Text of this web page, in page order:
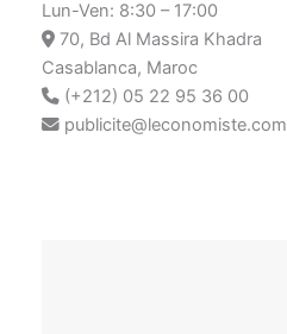
Lun-Ven: 8:30 – 17:00
70, Bd Al Massira Khadra
Casablanca, Maroc
(+212) 05 22 95 36 00
publicite@leconomiste.com